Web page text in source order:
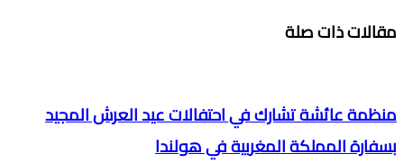
مقالات ذات صلة
منظمة عائشة تشارك في احتفالات عيد العرش المجيد
بسفارة المملكة المغربية في هولندا